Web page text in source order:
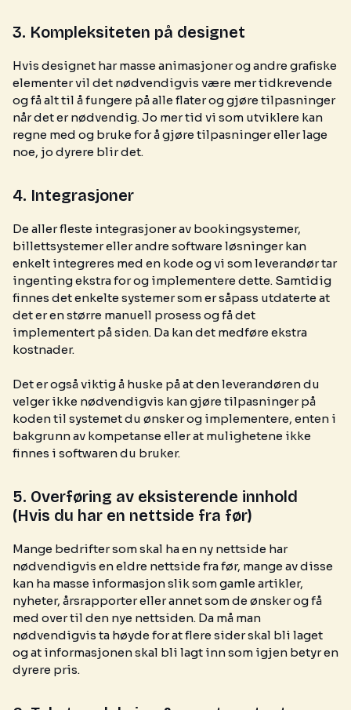
3. Kompleksiteten på designet
Hvis designet har masse animasjoner og andre grafiske
elementer vil det nødvendigvis være mer tidkrevende
og få alt til å fungere på alle flater og gjøre tilpasninger
når det er nødvendig. Jo mer tid vi som utviklere kan
regne med og bruke for å gjøre tilpasninger eller lage
noe, jo dyrere blir det.
4. Integrasjoner
De aller fleste integrasjoner av bookingsystemer,
billettsystemer eller andre software løsninger kan
enkelt integreres med en kode og vi som leverandør tar
ingenting ekstra for og implementere dette. Samtidig
finnes det enkelte systemer som er såpass utdaterte at
det er en større manuell prosess og få det
implementert på siden. Da kan det medføre ekstra
kostnader.
Det er også viktig å huske på at den leverandøren du
velger ikke nødvendigvis kan gjøre tilpasninger på
koden til systemet du ønsker og implementere, enten i
bakgrunn av kompetanse eller at mulighetene ikke
finnes i softwaren du bruker.
5. Overføring av eksisterende innhold
(Hvis du har en nettside fra før)
Mange bedrifter som skal ha en ny nettside har
nødvendigvis en eldre nettside fra før, mange av disse
kan ha masse informasjon slik som gamle artikler,
nyheter, årsrapporter eller annet som de ønsker og få
med over til den nye nettsiden. Da må man
nødvendigvis ta høyde for at flere sider skal bli laget
og at informasjonen skal bli lagt inn som igjen betyr en
dyrere pris.